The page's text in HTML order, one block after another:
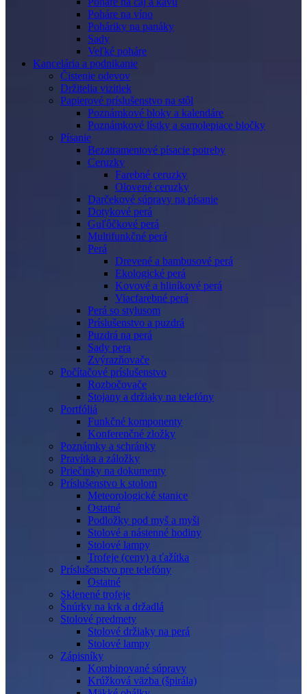
Poháre na víno
Poháriky na panáky
Sady
Veľké poháre
Kancelária a podnikanie
Čistenie odevov
Držitelia vizitiek
Papierové príslušenstvo na stôl
Poznámkové bloky a kalendáre
Poznámkové lístky a samolepiace bločky
Písanie
Bezatramentové písacie potreby
Ceruzky
Farebné ceruzky
Olovené ceruzky
Darčekové súpravy na písanie
Dotykové perá
Guľôčkové perá
Multifunkčné perá
Perá
Drevené a bambusové perá
Ekologické perá
Kovové a hliníkové perá
Viacfarebné perá
Perá so stylusom
Príslušenstvo a puzdrá
Puzdrá na perá
Sady pera
Zvýrazňovače
Počítačové príslušenstvo
Rozbočovače
Stojany a držiaky na telefóny
Portfóliá
Funkčné komponenty
Konferenčné zložky
Poznámky a schránky
Pravítka a záložky
Priečinky na dokumenty
Príslušenstvo k stolom
Meteorologické stanice
Ostatné
Podložky pod myš a myši
Stolové a nástenné hodiny
Stolové lampy
Trofeje (ceny) a ťažítka
Príslušenstvo pre telefóny
Ostatné
Sklenené trofeje
Šnúrky na krk a držadlá
Stolové predmety
Stolové držiaky na perá
Stolové lampy
Zápisníky
Kombinované súpravy
Krúžková väzba (špirála)